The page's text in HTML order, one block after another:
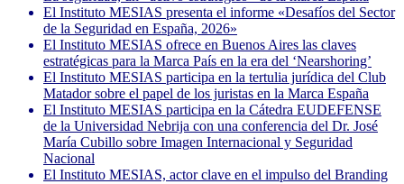
El Instituto MESIAS presenta el informe «Desafíos del Sector
de la Seguridad en España, 2026»
El Instituto MESIAS ofrece en Buenos Aires las claves
estratégicas para la Marca País en la era del ‘Nearshoring’
El Instituto MESIAS participa en la tertulia jurídica del Club
Matador sobre el papel de los juristas en la Marca España
El Instituto MESIAS participa en la Cátedra EUDEFENSE
de la Universidad Nebrija con una conferencia del Dr. José
María Cubillo sobre Imagen Internacional y Seguridad
Nacional
El Instituto MESIAS, actor clave en el impulso del Branding